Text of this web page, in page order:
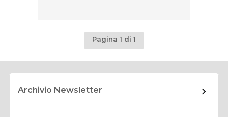
Pagina 1 di 1
Archivio Newsletter